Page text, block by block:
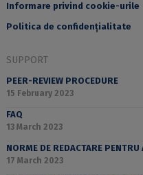
Informare privind cookie-urile
Politica de confidențialitate
SUPPORT
PEER-REVIEW PROCEDURE
15 February 2023
FAQ
13 March 2023
NORME DE REDACTARE PENTRU
17 March 2023